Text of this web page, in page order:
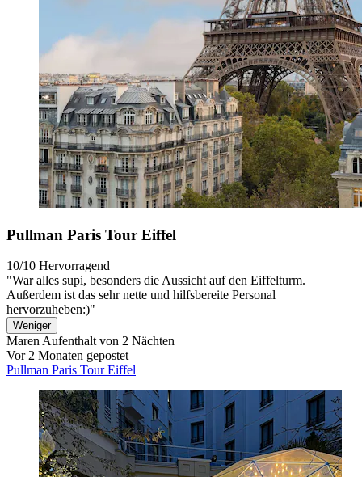
Pullman Paris Tour Eiffel
10/10 Hervorragend
"War alles supi, besonders die Aussicht auf den Eiffelturm.
Außerdem ist das sehr nette und hilfsbereite Personal
hervorzuheben:)"
Weniger
MarenAufenthalt von 2 Nächten
Vor 2 Monaten gepostet
Pullman Paris Tour Eiffel